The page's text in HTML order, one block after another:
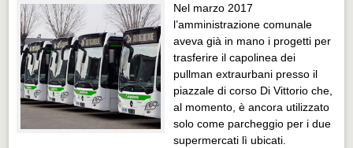
Progetti Aperti
Progetti Realizzati
Progetti Realizzati
EVENTI
EVENTI
Nel marzo 2017
l’amministrazione comunale
aveva già in mano i progetti per
trasferire il capolinea dei
pullman extraurbani presso il
piazzale di corso Di Vittorio che,
al momento, è ancora utilizzato
solo come parcheggio per i due
supermercati lì ubicati.